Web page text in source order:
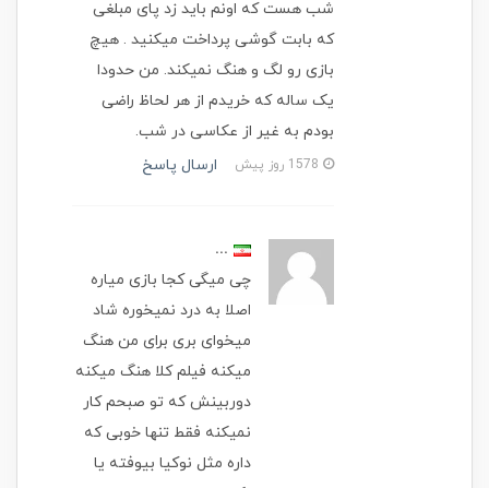
شب هست که اونم باید زد پای مبلغی
که بابت گوشی پرداخت میکنید . هیچ
بازی رو لگ و هنگ نمیکند. من حدودا
یک ساله که خریدم از هر لحاظ راضی
بودم به غیر از عکاسی در شب.
ارسال پاسخ
...
چی میگی کجا بازی میاره
اصلا به درد نمیخوره شاد
میخوای بری برای من هنگ
میکنه فیلم کلا هنگ میکنه
دوربینش که تو صبحم کار
نمیکنه فقط تنها خوبی که
داره مثل نوکیا بیوفته یا